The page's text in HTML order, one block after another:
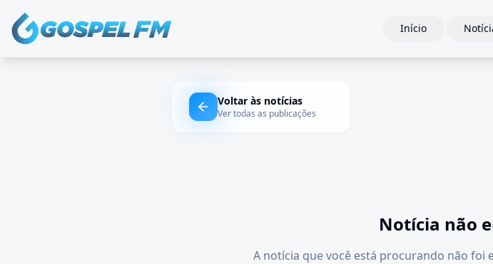
Início
Voltar às notícias
Ver todas as publicações
Notícia não
A notícia que você está procurando não foi